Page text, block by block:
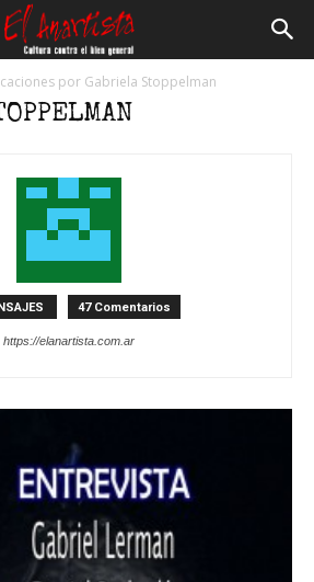
por Gabriela Stoppelman
47 Comentarios
https://elanartista.com.ar